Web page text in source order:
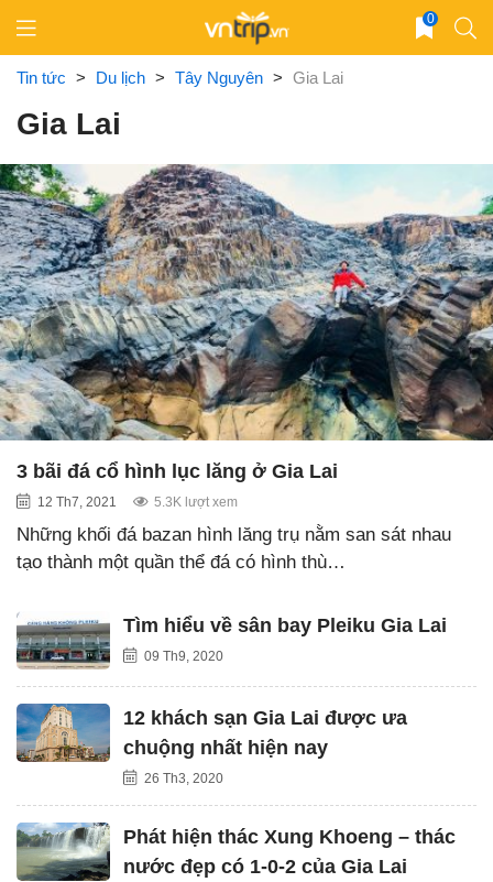
content
0
Tin tức > Du lịch > Tây Nguyên > Gia Lai
Gia Lai
3 bãi đá cổ hình lục lăng ở Gia Lai
12 Th7, 2021 5.3K lượt xem
Những khối đá bazan hình lăng trụ nằm san sát nhau
tạo thành một quần thể đá có hình thù…
Tìm hiểu về sân bay Pleiku Gia Lai
09 Th9, 2020
12 khách sạn Gia Lai được ưa
chuộng nhất hiện nay
26 Th3, 2020
Phát hiện thác Xung Khoeng – thác
nước đẹp có 1-0-2 của Gia Lai